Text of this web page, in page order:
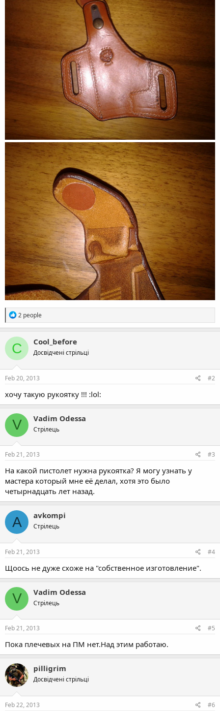
R
e
a
c
t
i
o
n
s
2 people
C Cool_before
Досвідчені стрільці
Feb 20, 2013 #2
хочу такую рукоятку !!! :lol:
V Vadim Odessa
Стрілець
Feb 21, 2013 #3
На какой пистолет нужна рукоятка? Я могу узнать у
мастера который мне её делал, хотя это было
четырнадцать лет назад.
A avkompi
Стрілець
Feb 21, 2013 #4
Щоось не дуже схоже на "собственное изготовление".
V Vadim Odessa
Стрілець
Feb 21, 2013 #5
Пока плечевых на ПМ нет.Над этим работаю.
pilligrim
Досвідчені стрільці
Feb 22, 2013 #6